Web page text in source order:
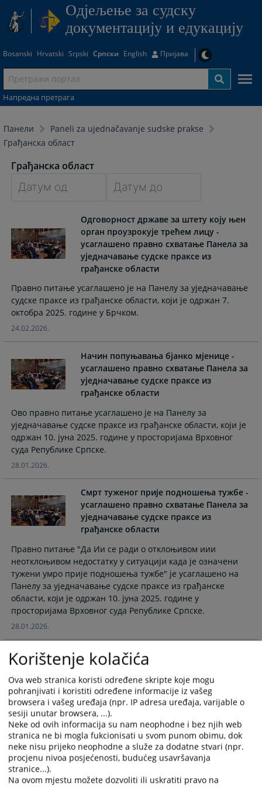
Одjељење за судску
документацију и едукацију
Bosanski Hrvatski Srpski Српски English Пријава
Напредна претрага
Панели
Paneli za ujednačavanje sudske prakse
Грађанска област
Грађанска област
to
interact
with
calendar
and
select
a
the
question
mark
to
get
the
keyboard
shortcuts
for
dates.
forward
to
interact
with
the
calendar
and
select
the
question
mark
to
get
the
for
changing
dates.
Одговорност државе за штету коју њен
орган проузрокује трећем лицу -
усаглашено правно схватање Панела за
уједначавање судске праксе из
грађанске области
Правно питање усаглашено је на Панелу за уједначавање
судске праксе из грађанске области, који је одржан 7.
октобра 2025. године у Брчком.
24.02.2026.
Начин попуњавања бјанко мјенице -
усаглашено правно схватање Панела за
уједначавање судске праксе из
грађанске области
Ово правно питање усаглашено је на Панелу за
уједначавање судске праксе из грађанске области, који је
одржан 10. јуна 2025. године у просторијама Врховног
суда Републике Српске.
28.01.2026.
Смрт туженог прије подношења тужбе -
усаглашено правно схватање Панела за
уједначавање судске праксе из
грађанске области
Правно питање "Да Ии се ради о отклоњивом иии
неотклоњивом недостатку у ситуацији када је означени
тужени умро прије подношења тужбе" је усаглашено на
Панелу за уједначавање судске праксе из грађанске
области, који је одржан 10. јуна 2025. године у
просторијама Врховног суда Републике Српске.
28.01.2026.
Трасирана и властита мјеница
У складу са Правилима панела за уједначавање судске
праксе, ово правно питање усуглашено је на Панелу за
уједначавање судске праксе из грађанског подручја, који
је одржан 7. листопада 2025. године у просторијама
Правосудног повјеренства Брчко дистрикта Босне и
Херцеговине.
11.12.2025.
Korištenje kolačića
Ova web stranica koristi određene skripte koje mogu
pohranjivati i koristiti određene informacije iz vašeg
browsera i vašeg uređaja (npr. IP adresa uređaja, varijable o
sesiji unutar browsera, ...).
Neke od ovih informacija su nam neophodne i bez njih web
stranica ne bi mogla fukcionisati u svom punom obimu, dok
neke nisu prijeko neophodne a služe za dodatne stvari (npr.
procjenu nivoa posjećenosti, budućeg usavršavanja
stranice...).
Na ovom mjestu možete dozvoliti ili uskratiti pravo na